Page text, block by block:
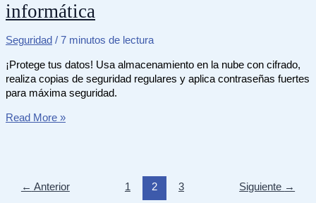
en
informática
Seguridad / 7 minutos de lectura
¡Protege tus datos! Usa almacenamiento en la nube con cifrado,
realiza copias de seguridad regulares y aplica contraseñas fuertes
para máxima seguridad.
Cómo
segura
Read More »
← Anterior 1 2 3 Siguiente →